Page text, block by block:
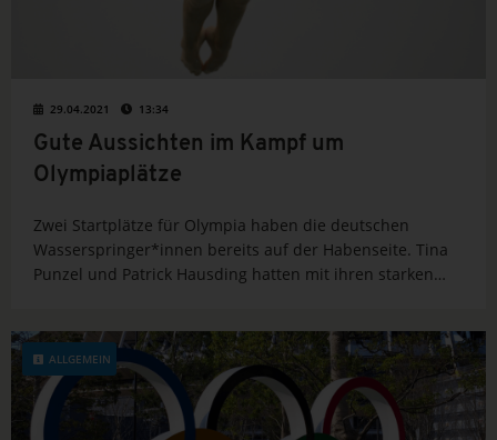
29.04.2021 13:34
Gute Aussichten im Kampf um
Olympiaplätze
Zwei Startplätze für Olympia haben die deutschen
Wasserspringer*innen bereits auf der Habenseite. Tina
Punzel und Patrick Hausding hatten mit ihren starken
Schwimm-Verband e.V....
ALLGEMEIN